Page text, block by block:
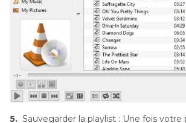
5. Sauvegarder la playlist : Une fois votre